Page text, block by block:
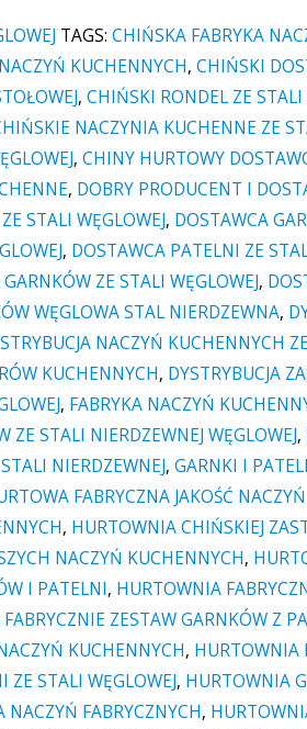
TAGS: CHIŃSKA FABRYKA
KUCHENNYCH, CHIŃSKI
, CHIŃSKI RONDEL ZE STALI
NACZYNIA KUCHENNE ZE
, CHINY HURTOWY
, DOBRY PRODUCENT I
STALI WĘGLOWEJ, DOSTAWCA
, DOSTAWCA PATELNI ZE
ZE STALI WĘGLOWEJ,
WĘGLOWA STAL NIERDZEWNA,
NACZYŃ KUCHENNYCH
KUCHENNYCH, DYSTRYBUCJA
, FABRYKA NACZYŃ
ZE STALI NIERDZEWNEJ WĘGLOWEJ,
NIERDZEWNEJ, GARNKI I
FABRYCZNA JAKOŚĆ
, HURTOWNIA CHIŃSKIEJ
NACZYŃ KUCHENNYCH,
I PATELNI, HURTOWNIA
ZESTAW GARNKÓW Z
KUCHENNYCH, HURTOWNIA
STALI WĘGLOWEJ, HURTOWNIA
NACZYŃ FABRYCZNYCH,